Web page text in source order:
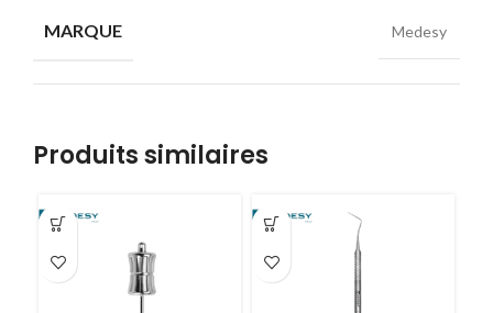
MARQUE
Medesy
Produits similaires